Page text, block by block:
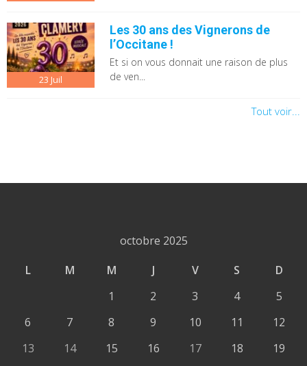
23 Juil
Les 30 ans des Vignerons de
l’Occitane !
Et si on vous donnait une raison de plus
de ven...
Tout voir...
octobre 2025
L
M M J V S
D
1
2 3 4
5
6
7 8 9 10 11
12
13
14 15 16 17 18
19